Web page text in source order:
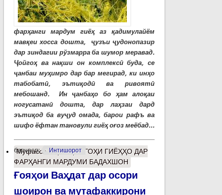
фарҳанги мардум гиёҳ аз қадимулайём
мавқеи хосса дошта, ҷузъи ҷудонопазир
дар зиндагии рўзмарра ба шумор меравад.
Ҷойгоҳ ва нақши он комплексӣ буда, се
ҷанбаи муҳимро дар бар мегирад, ки инҳо
табобатӣ, эътиқодӣ ва ривоятӣ
мебошанд. Ин ҷанбаҳо бо ҳам алоқаи
ногусатанӣ дошта, дар лаҳзаи дард
эътиқод ба вуҷуд омада, барои рафъ ва
шифо ёфтан тановули гиёҳ оғоз меёбад...
барчасп: Интишорот
Муфассалтаро ҶОЙГОҲИ ГИЁҲҲО ДАР
ФАРҲАНГИ МАРДУМИ БАДАХШОН
Ғояҳои Ваҳдат дар осори
шоирон ва мутафаккирони